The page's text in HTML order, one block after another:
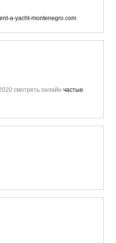
a-yacht-montenegro.com
смотреть онлайн частые